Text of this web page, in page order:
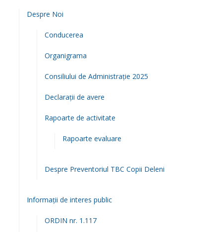
Despre Noi
Conducerea
Organigrama
Consiliului de Administrație 2025
Declarații de avere
Rapoarte de activitate
Rapoarte evaluare
Despre Preventoriul TBC Copii Deleni
Informații de interes public
ORDIN nr. 1.117